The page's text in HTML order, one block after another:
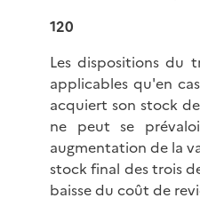
120
Les dispositions du
applicables qu'en
acquiert son stock
ne peut se
augmentation de la
stock final des trois
baisse du coût de